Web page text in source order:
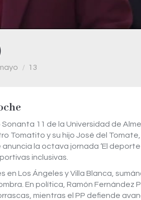
13
11 de la Universidad de
Tomatito y su hijo José del
la octava jornada ‘El deporte
inclusivas.
Los Ángeles y Villa Blanca,
En política, Ramón
mientras el PP defiende